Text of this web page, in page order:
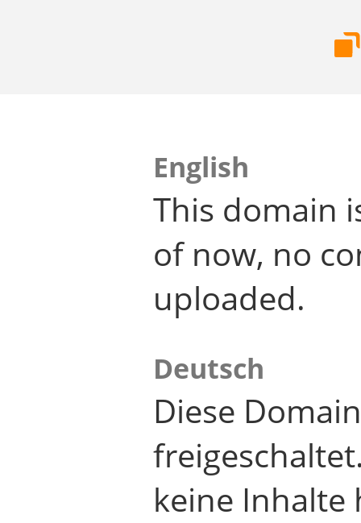
English
This domain
of now, no
uploaded.
Deutsch
Diese
keine Inhalte